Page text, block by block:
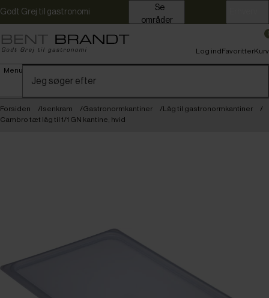
Godt Grej til gastronomi
områder
Menu
Log indFavoritterKurv
Forsiden Isenkram Gastronormkantiner
Låg til gastronormkantiner
Cambro tæt låg til 1/1 GN kantine, hvid